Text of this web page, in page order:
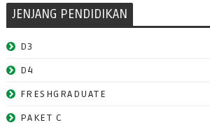
JENJANG PENDIDIKAN
D3
D4
FRESHGRADUATE
PAKET C